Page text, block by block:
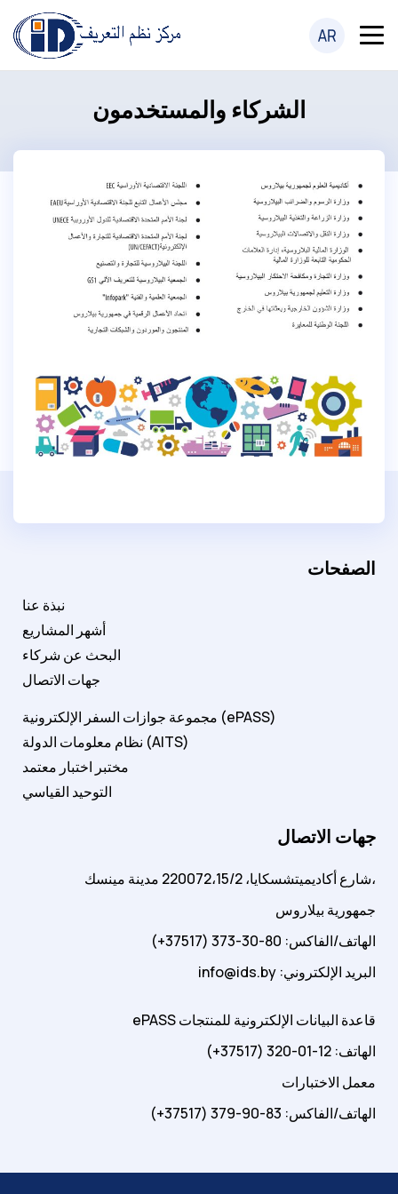
الشركاء والمستخدمون
الصفحات
نبذة عنا
أشهر المشاريع
البحث عن شركاء
جهات الاتصال
مجموعة جوازات السفر الإلكترونية (ePASS)
نظام معلومات الدولة (AITS)
مختبر اختبار معتمد
التوحيد القياسي
جهات الاتصال
شارع أكاديميتشسكايا، 220072،15/2 مدينة مينسك،
جمهورية بيلاروس
الهاتف/الفاكس: 80-30-373 (37517+)
info@ids.by :البريد الإلكتروني
ePASS قاعدة البيانات الإلكترونية للمنتجات
الهاتف: 12-01-320 (37517+)
معمل الاختبارات
الهاتف/الفاكس: 83-90-379 (37517+)